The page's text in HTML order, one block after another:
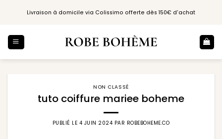
Livraison à domicile via Colissimo offerte dès 150€ d'achat
NON CLASSÉ
tuto coiffure mariee boheme
PUBLIÉ LE 4 JUIN 2024 PAR ROBEBOHEME.CO